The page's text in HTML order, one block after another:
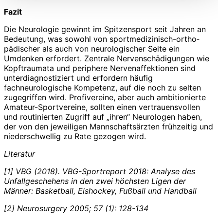
Fazit
Die Neurologie gewinnt im Spitzensport seit Jahren an
Bedeutung, was sowohl von sportmedizinisch-ortho­
pädischer als auch von neurologischer Seite ein
Umdenken erfordert. Zentrale Nervenschädigungen wie
Kopftraumata und periphere Nervenaffektionen sind
unterdiagnostiziert und erfordern häufig
fachneurologische Kompetenz, auf die noch zu selten
zugegriffen wird. Profivereine, aber auch ambitionierte
Amateur-Sportvereine, sollten einen vertrauensvollen
und routinierten Zugriff auf „ihren“ Neurologen haben,
der von den jeweiligen Mannschaftsärzten frühzeitig und
niederschwellig zu Rate gezogen wird.
Literatur
[1] VBG (2018). VBG-Sportreport 2018: Analyse des
Unfallgeschehens in den zwei höchsten Ligen der
Männer: Basketball, Eishockey, Fußball und Handball
[2] Neurosurgery 2005; 57 (1): 128-134